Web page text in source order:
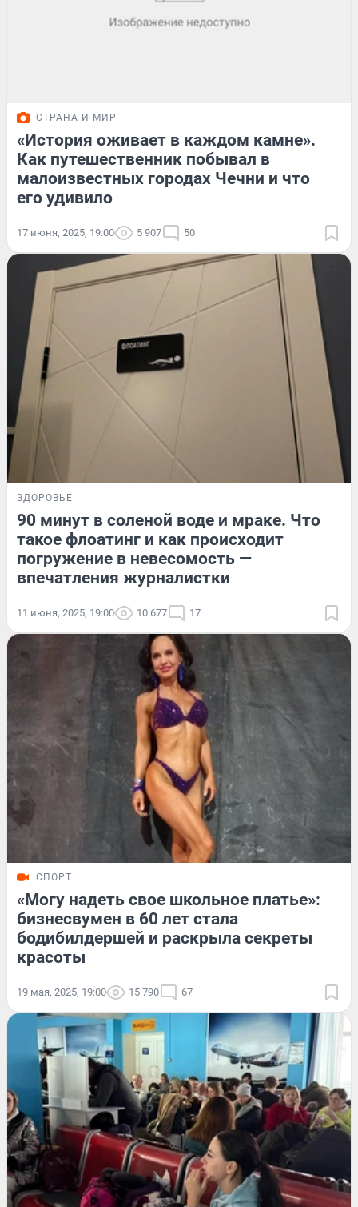
СТРАНА И МИР
«История оживает в каждом камне».
Как путешественник побывал в
малоизвестных городах Чечни и что
его удивило
17 июня, 2025, 19:00 5 907 50
ЗДОРОВЬЕ
90 минут в соленой воде и мраке. Что
такое флоатинг и как происходит
погружение в невесомость —
впечатления журналистки
11 июня, 2025, 19:00 10 677 17
СПОРТ
«Могу надеть свое школьное платье»:
бизнесвумен в 60 лет стала
бодибилдершей и раскрыла секреты
красоты
19 мая, 2025, 19:00 15 790 67